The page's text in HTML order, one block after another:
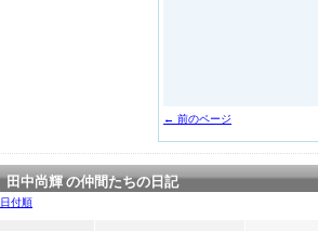
← 前のページ
田中尚輝 の仲間たちの日記
日付順